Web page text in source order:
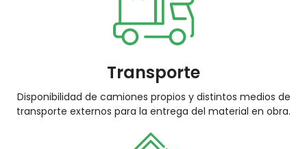
Transporte
Disponibilidad de camiones propios y distintos medios de
transporte externos para la entrega del material en obra.